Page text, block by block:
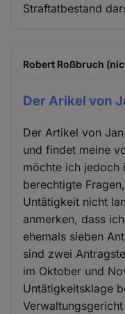
Straftatbestand
Robert Roßbruch
Der Arikel von
Der Artikel von
und findet meine
möchte ich jedoch
berechtigte
Untätigkeit nicht
anmerken, dass
ehemals sieben
sind zwei
im Oktober und
Untätigkeitsklage